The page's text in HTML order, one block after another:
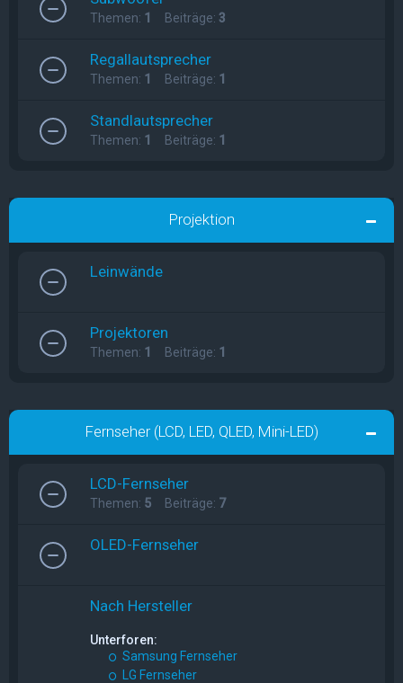
Themen: 1 Beiträge: 3
Regallautsprecher
Themen: 1 Beiträge: 1
Standlautsprecher
Themen: 1 Beiträge: 1
Projektion
Leinwände
Projektoren
Themen: 1 Beiträge: 1
Fernseher (LCD, LED, QLED, Mini-LED)
LCD-Fernseher
Themen: 5 Beiträge: 7
OLED-Fernseher
Nach Hersteller
Unterforen:
Samsung Fernseher
LG Fernseher